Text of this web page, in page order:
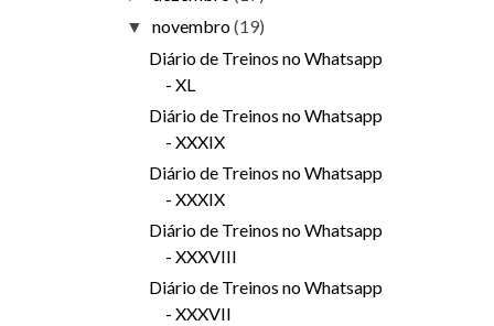
▼novembro(19)
Diário de Treinos no Whatsapp
- XL
Diário de Treinos no Whatsapp
- XXXIX
Diário de Treinos no Whatsapp
- XXXIX
Diário de Treinos no Whatsapp
- XXXVIII
Diário de Treinos no Whatsapp
- XXXVII